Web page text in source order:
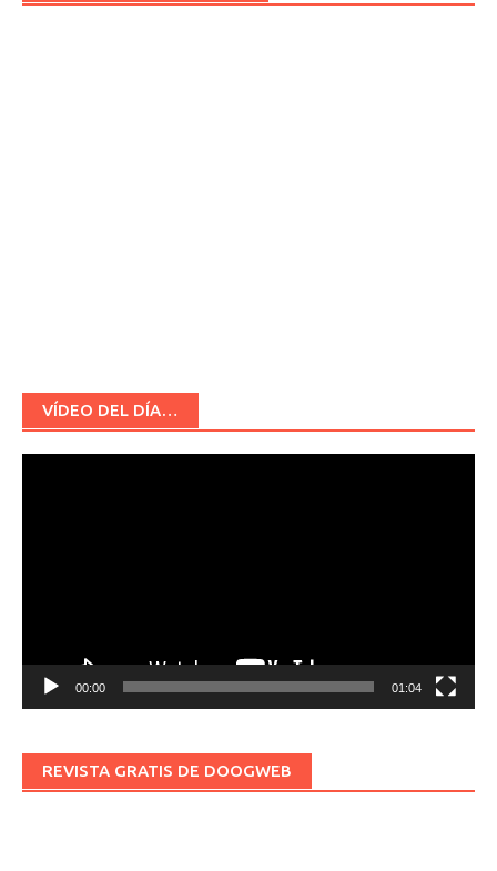
VÍDEO DEL DÍA…
00:00 01:04
REVISTA GRATIS DE DOOGWEB